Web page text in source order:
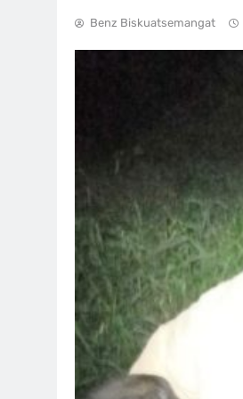
Benz Biskuatsemangat